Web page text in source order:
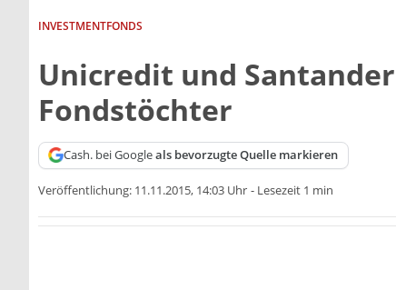
INVESTMENTFONDS
Unicredit und
Fondstöchter
Cash. bei Googleals bevorzugte Quelle markieren
Veröffentlichung: 11.11.2015, 14:03 Uhr - Lesezeit 1 min